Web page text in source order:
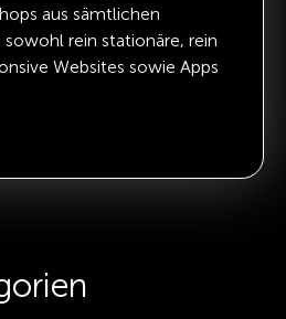
aus sämtlichen
sowohl rein stationäre, rein
Websites sowie Apps